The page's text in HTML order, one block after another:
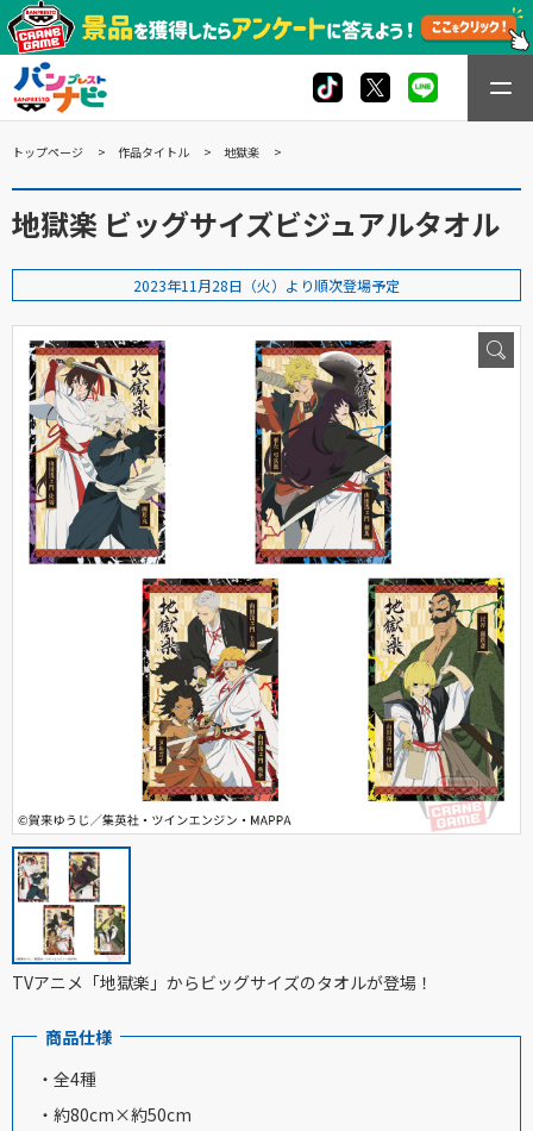
トップページ 作品タイトル 地獄楽
地獄楽 ビッグサイズビジュアルタオル
2023年11月28日（火）より順次登場予定
TVアニメ「地獄楽」からビッグサイズのタオルが登場！
商品仕様
・全4種
・約80cm×約50cm